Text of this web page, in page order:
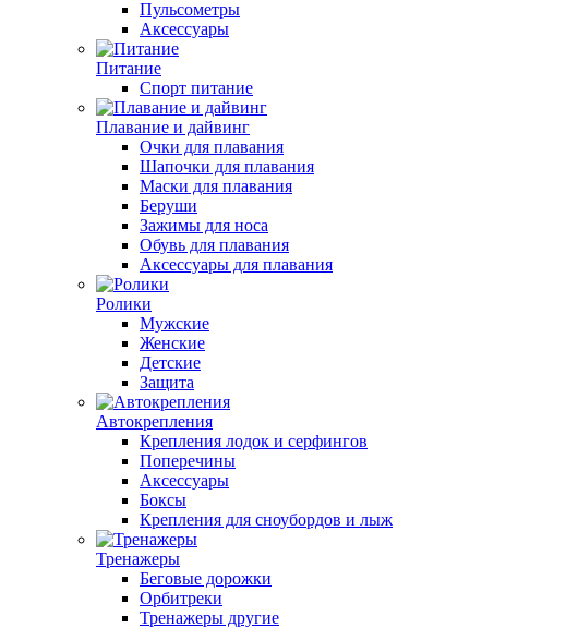
Пульсометры
Аксессуары
Питание
Спорт питание
Плавание и дайвинг
Очки для плавания
Шапочки для плавания
Маски для плавания
Беруши
Зажимы для носа
Обувь для плавания
Аксессуары для плавания
Ролики
Мужские
Женские
Детские
Защита
Автокрепления
Крепления лодок и серфингов
Поперечины
Аксессуары
Боксы
Крепления для сноубордов и лыж
Тренажеры
Беговые дорожки
Орбитреки
Тренажеры другие